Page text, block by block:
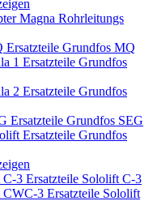
Rohrleitungs
Ersatzteile Grundfos MQ
Ersatzteile Grundfos
Ersatzteile Grundfos
Ersatzteile Grundfos SEG
Ersatzteile Grundfos
Ersatzteile Sololift C-3
Ersatzteile Sololift